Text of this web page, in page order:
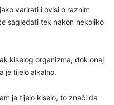
varirati i ovisi o raznim
sagledati tek nakon nekoliko
kiselog organizma, dok onaj
je tijelo alkalno.
je tijelo kiselo, to znači da